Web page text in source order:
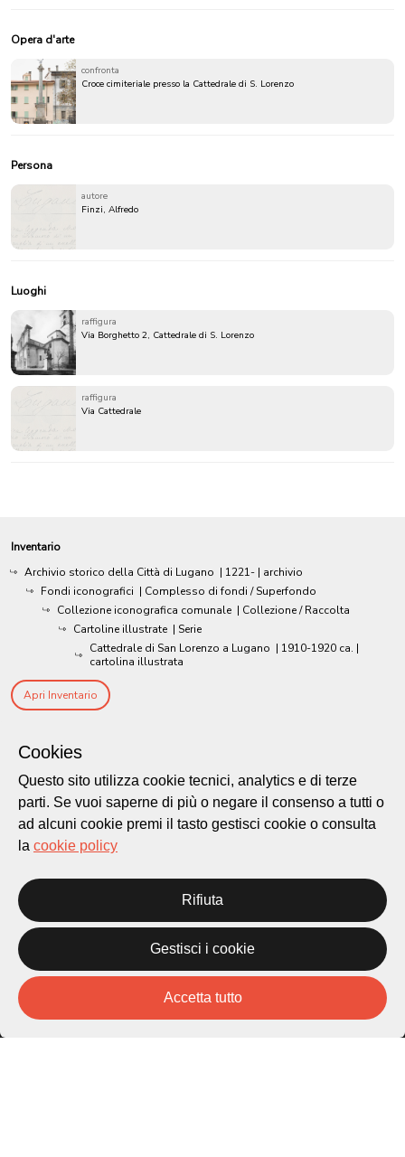
Opera d'arte
confronta
Croce cimiteriale presso la Cattedrale di S. Lorenzo
Persona
autore
Finzi, Alfredo
Luoghi
raffigura
Via Borghetto 2, Cattedrale di S. Lorenzo
raffigura
Via Cattedrale
Inventario
Archivio storico della Città di Lugano | 1221- | archivio
Fondi iconografici | Complesso di fondi / Superfondo
Collezione iconografica comunale | Collezione / Raccolta
Cartoline illustrate | Serie
Cattedrale di San Lorenzo a Lugano | 1910-1920 ca. |
cartolina illustrata
Apri Inventario
Città di Lugano
Cultura
6976 Castagnola
Cookies
Questo sito utilizza cookie tecnici, analytics e di terze
parti. Se vuoi saperne di più o negare il consenso a tutti o
ad alcuni cookie premi il tasto gestisci cookie o consulta
la cookie policy
Rifiuta
Gestisci i cookie
Accetta tutto